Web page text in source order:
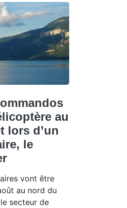
au
lors d’un
le
vont être
au nord du
secteur de